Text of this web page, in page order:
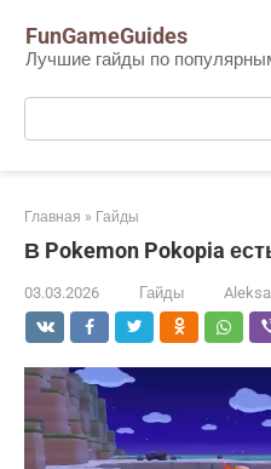
контенту
FunGameGuides
Лучшие гайды по
Поиск:
Главная » Гайды
В Pokemon Pokopia
03.03.2026 Гайды